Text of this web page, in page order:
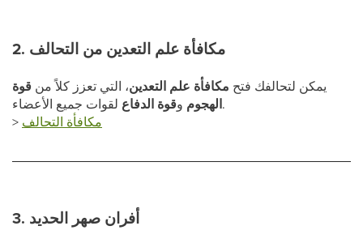
2. مكافأة علم التعدين من التحالف
يمكن لتحالفك فتح مكافأة علم التعدين، التي تعزز كلاً من قوة
الهجوم وقوة الدفاع
لقوات جميع الأعضاء.
> مكافأة التحالف
3. أفران صهر الحديد